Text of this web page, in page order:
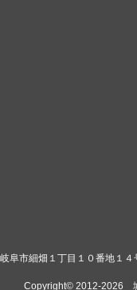
阜市細畑１丁目１０番地１
Copyright© 2012-2026